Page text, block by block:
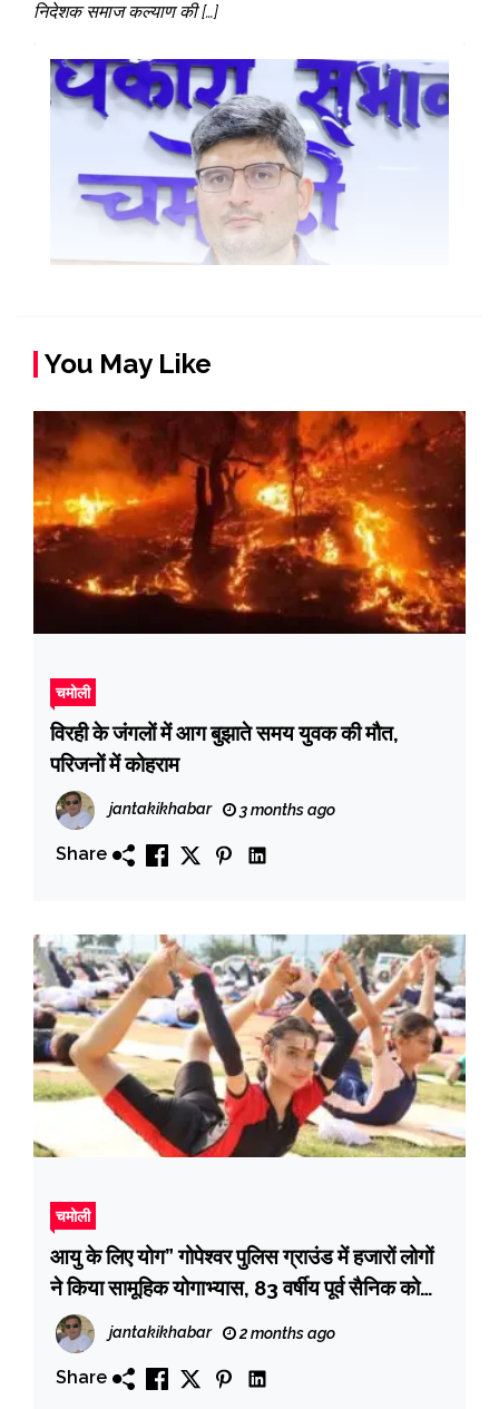
निदेशक समाज कल्याण की […]
You May Like
चमोली
विरही के जंगलों में आग बुझाते समय युवक की मौत,
परिजनों में कोहराम
jantakikhabar 3 months ago
Share
चमोली
आयु के लिए योग” गोपेश्वर पुलिस ग्राउंड में हजारों लोगों
ने किया सामूहिक योगाभ्यास, 83 वर्षीय पूर्व सैनिक को
किया सम्मानित
jantakikhabar 2 months ago
Share